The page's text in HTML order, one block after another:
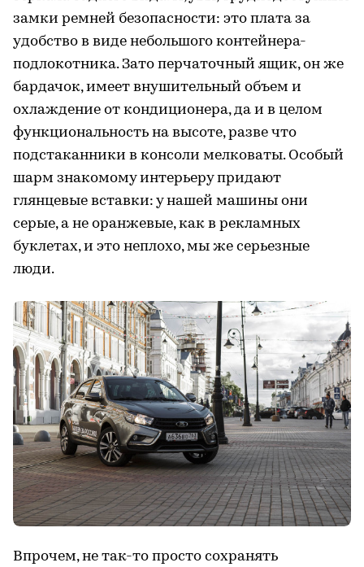
замки ремней безопасности: это плата за
удобство в виде небольшого контейнера-
подлокотника. Зато перчаточный ящик, он же
бардачок, имеет внушительный объем и
охлаждение от кондиционера, да и в целом
функциональность на высоте, разве что
подстаканники в консоли мелковаты. Особый
шарм знакомому интерьеру придают
глянцевые вставки: у нашей машины они
серые, а не оранжевые, как в рекламных
буклетах, и это неплохо, мы же серьезные
люди.
Впрочем, не так-то просто сохранять